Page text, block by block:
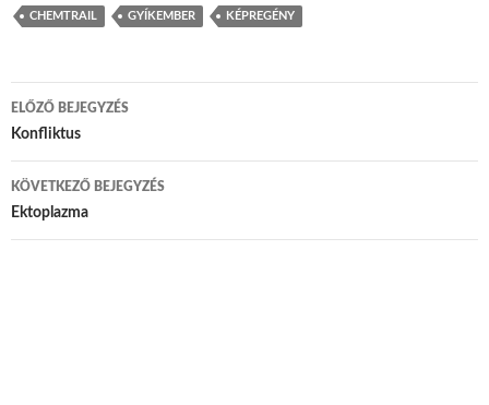
CHEMTRAIL GYÍKEMBER KÉPREGÉNY
Bejegyzés navigáció
ELŐZŐ BEJEGYZÉS
Konfliktus
KÖVETKEZŐ BEJEGYZÉS
Ektoplazma